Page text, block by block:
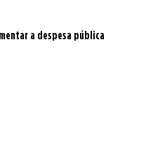
a despesa pública